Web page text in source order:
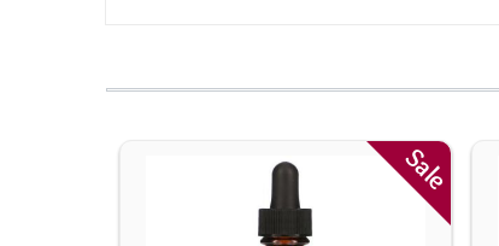
Sale